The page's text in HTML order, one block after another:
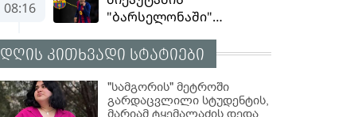
დღის კითხვადი სტატიები
"სამგორის" მეტროში
გარდაცვლილი სტუდენტის,
მარიამ ტყემალაძის დედა